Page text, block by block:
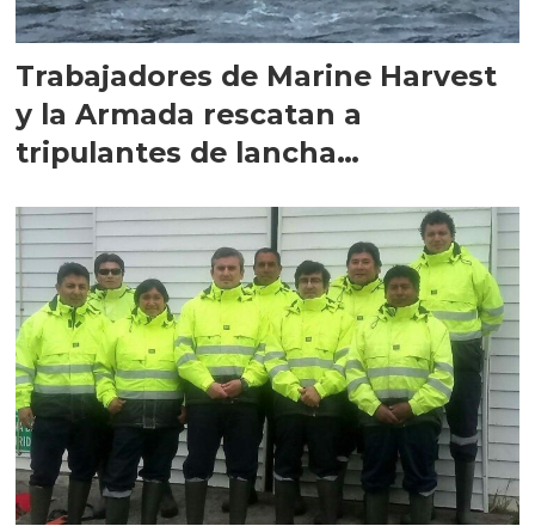
Trabajadores de Marine Harvest
y la Armada rescatan a
tripulantes de lancha